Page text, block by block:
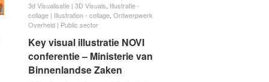
3d Visualisatie | 3D Visuals Illustratie -
collage | Illustration - collage Ontwerpwerk
Overheid | Public sector
Key visual illustratie NOVI
conferentie – Ministerie van
Binnenlandse Zaken
3d Visualisatie | 3D Visuals Illustratie -
collage | Illustration - collage Ontwerpwerk
Overheid | Public sector
Key visual illustratie NOVI
conferentie – Ministerie van
Binnenlandse Zaken